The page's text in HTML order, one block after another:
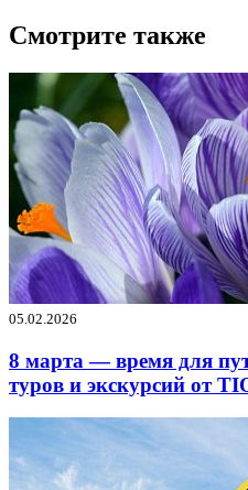
Смотрите также
05.02.2026
8 марта — время для
туров и экскурсий от